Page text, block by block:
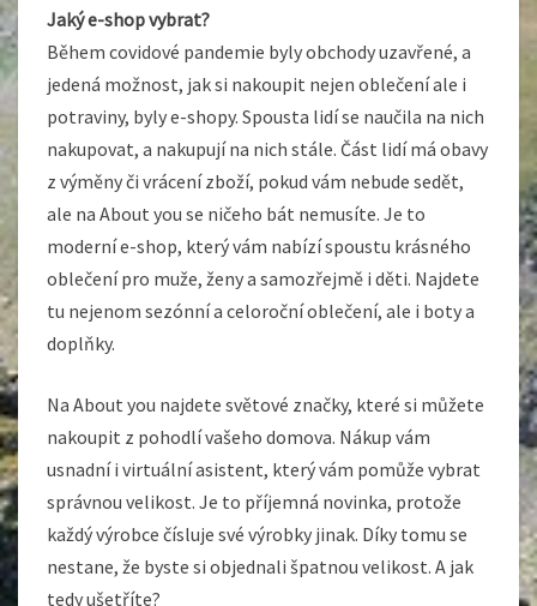
Jaký e-shop vybrat?
Během covidové pandemie byly obchody uzavřené, a
jedená možnost, jak si nakoupit nejen oblečení ale i
potraviny, byly e-shopy. Spousta lidí se naučila na nich
nakupovat, a nakupují na nich stále. Část lidí má obavy
z výměny či vrácení zboží, pokud vám nebude sedět,
ale na About you se ničeho bát nemusíte. Je to
moderní e-shop, který vám nabízí spoustu krásného
oblečení pro muže, ženy a samozřejmě i děti. Najdete
tu nejenom sezónní a celoroční oblečení, ale i boty a
doplňky.
Na About you najdete světové značky, které si můžete
nakoupit z pohodlí vašeho domova. Nákup vám
usnadní i virtuální asistent, který vám pomůže vybrat
správnou velikost. Je to příjemná novinka, protože
každý výrobce čísluje své výrobky jinak. Díky tomu se
nestane, že byste si objednali špatnou velikost. A jak
tedy ušetříte?